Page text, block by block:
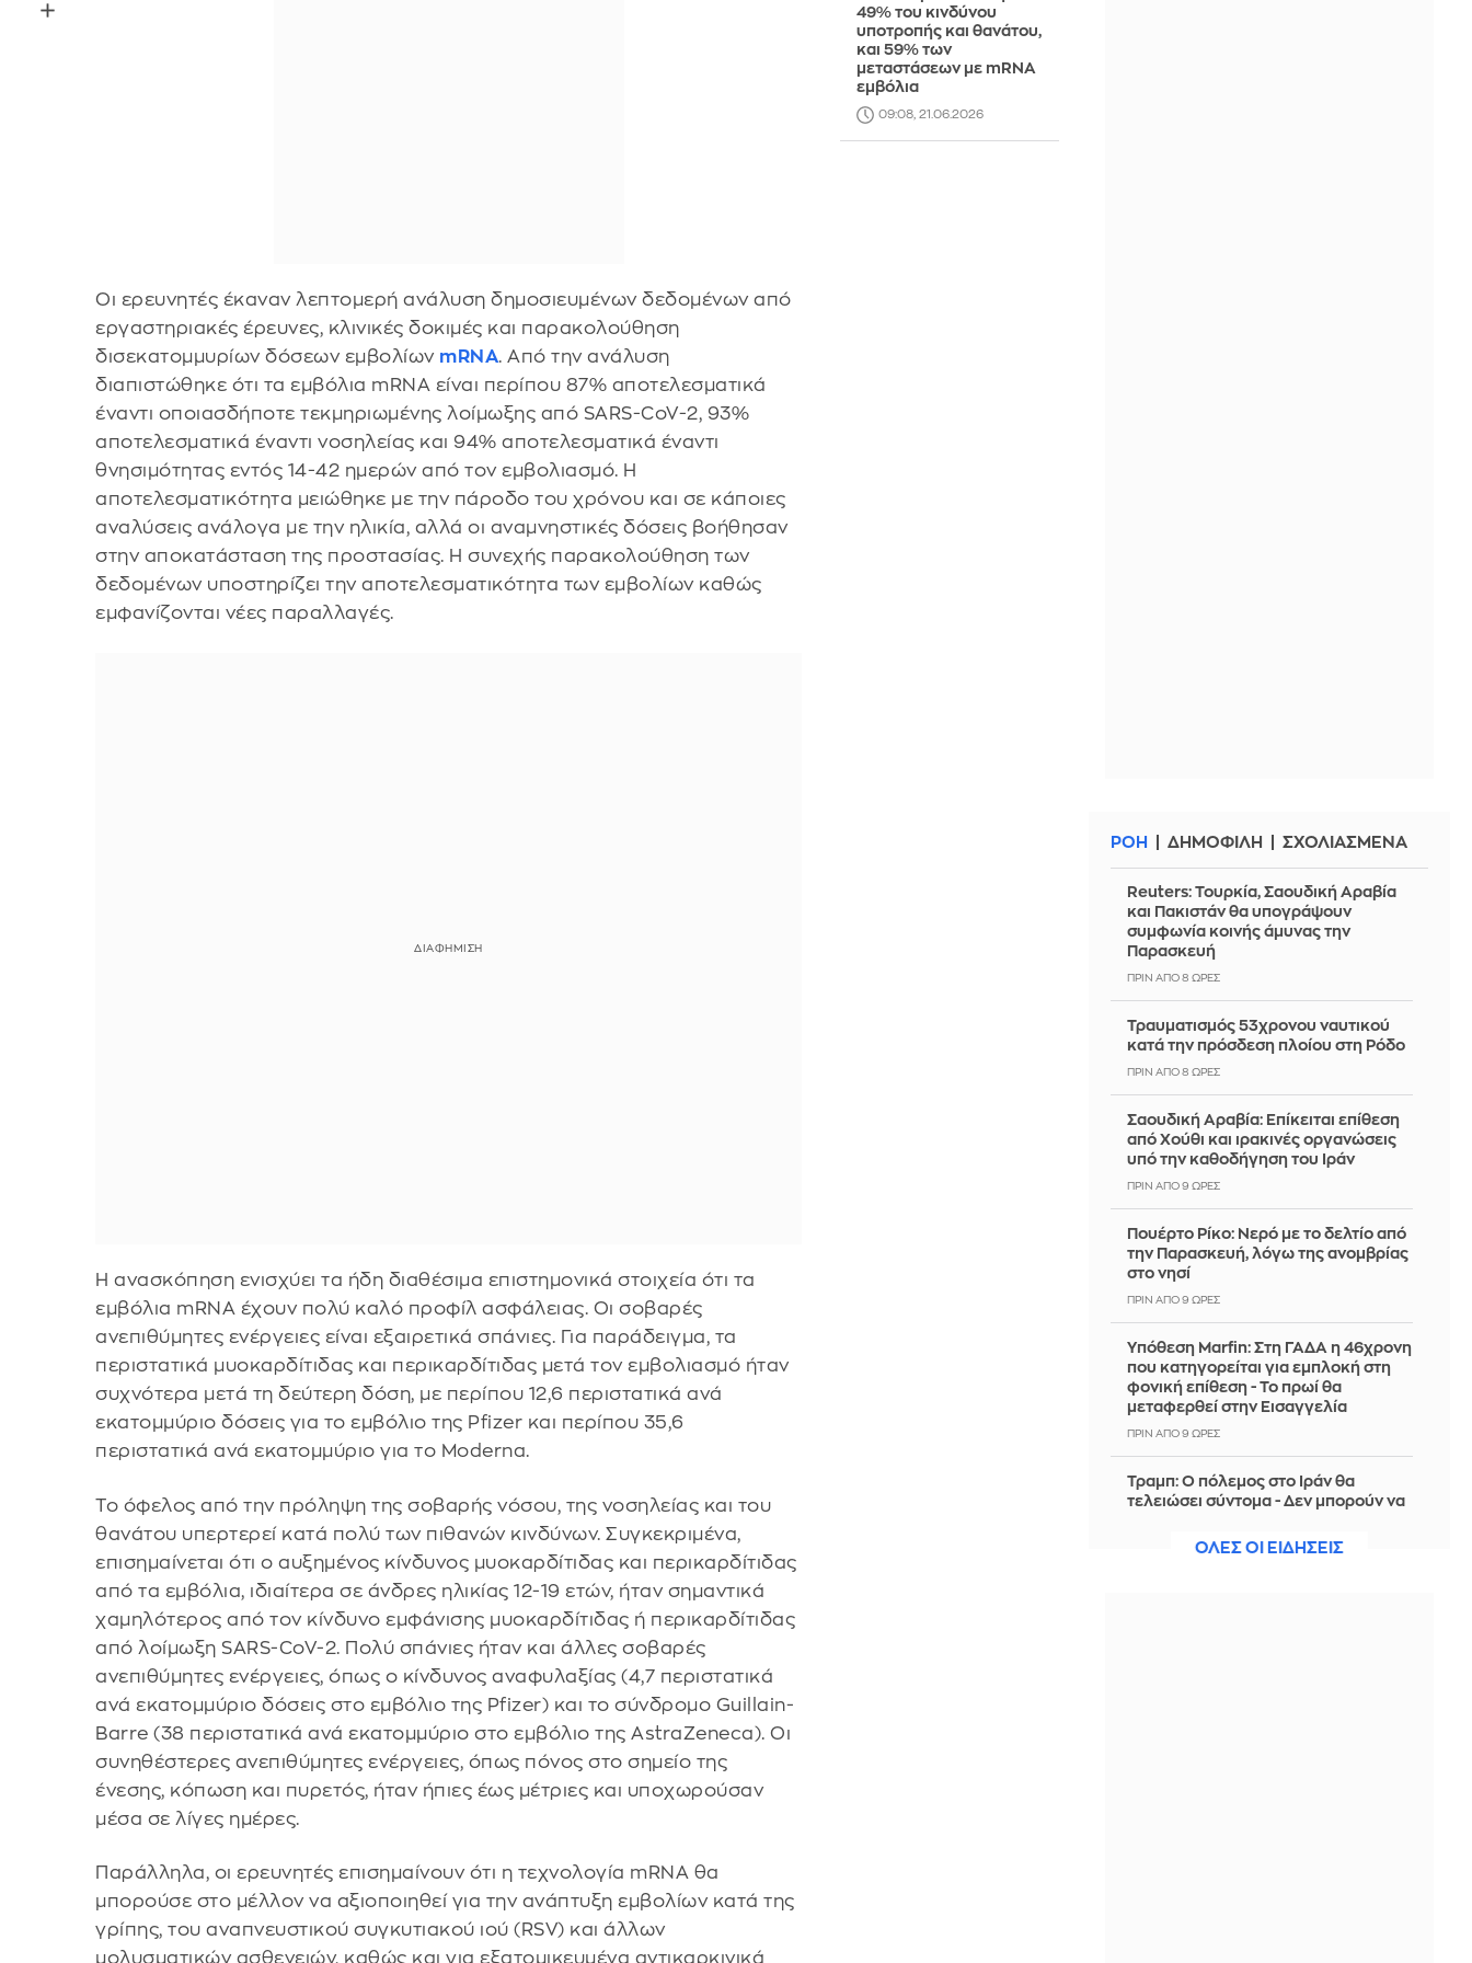
Οι ερευνητές έκαναν λεπτομερή ανάλυση δημοσιευμένων δεδομένων από
εργαστηριακές έρευνες, κλινικές δοκιμές και παρακολούθηση
δισεκατομμυρίων δόσεων εμβολίων mRNA. Από την ανάλυση
διαπιστώθηκε ότι τα εμβόλια mRNA είναι περίπου 87% αποτελεσματικά
έναντι οποιασδήποτε τεκμηριωμένης λοίμωξης από SARS-CoV-2, 93%
αποτελεσματικά έναντι νοσηλείας και 94% αποτελεσματικά έναντι
θνησιμότητας εντός 14-42 ημερών από τον εμβολιασμό. Η
αποτελεσματικότητα μειώθηκε με την πάροδο του χρόνου και σε κάποιες
αναλύσεις ανάλογα με την ηλικία, αλλά οι αναμνηστικές δόσεις βοήθησαν
στην αποκατάσταση της προστασίας. Η συνεχής παρακολούθηση των
δεδομένων υποστηρίζει την αποτελεσματικότητα των εμβολίων καθώς
εμφανίζονται νέες παραλλαγές.
Η ανασκόπηση ενισχύει τα ήδη διαθέσιμα επιστημονικά στοιχεία ότι τα
εμβόλια mRNA έχουν πολύ καλό προφίλ ασφάλειας. Οι σοβαρές
ανεπιθύμητες ενέργειες είναι εξαιρετικά σπάνιες. Για παράδειγμα, τα
περιστατικά μυοκαρδίτιδας και περικαρδίτιδας μετά τον εμβολιασμό ήταν
συχνότερα μετά τη δεύτερη δόση, με περίπου 12,6 περιστατικά ανά
εκατομμύριο δόσεις για το εμβόλιο της Pfizer και περίπου 35,6
περιστατικά ανά εκατομμύριο για το Moderna.
Το όφελος από την πρόληψη της σοβαρής νόσου, της νοσηλείας και του
θανάτου υπερτερεί κατά πολύ των πιθανών κινδύνων. Συγκεκριμένα,
επισημαίνεται ότι ο αυξημένος κίνδυνος μυοκαρδίτιδας και περικαρδίτιδας
από τα εμβόλια, ιδιαίτερα σε άνδρες ηλικίας 12-19 ετών, ήταν σημαντικά
χαμηλότερος από τον κίνδυνο εμφάνισης μυοκαρδίτιδας ή περικαρδίτιδας
από λοίμωξη SARS-CoV-2. Πολύ σπάνιες ήταν και άλλες σοβαρές
ανεπιθύμητες ενέργειες, όπως ο κίνδυνος αναφυλαξίας (4,7 περιστατικά
ανά εκατομμύριο δόσεις στο εμβόλιο της Pfizer) και το σύνδρομο Guillain-
Barre (38 περιστατικά ανά εκατομμύριο στο εμβόλιο της AstraZeneca). Οι
συνηθέστερες ανεπιθύμητες ενέργειες, όπως πόνος στο σημείο της
ένεσης, κόπωση και πυρετός, ήταν ήπιες έως μέτριες και υποχωρούσαν
μέσα σε λίγες ημέρες.
Παράλληλα, οι ερευνητές επισημαίνουν ότι η τεχνολογία mRNA θα
μπορούσε στο μέλλον να αξιοποιηθεί για την ανάπτυξη εμβολίων κατά της
γρίπης, του αναπνευστικού συγκυτιακού ιού (RSV) και άλλων
μολυσματικών ασθενειών, καθώς και για εξατομικευμένα αντικαρκινικά
49% του κινδύνου
υποτροπής και θανάτου,
και 59% των
μεταστάσεων με mRNA
εμβόλια
09:08, 21.06.2026
ΡΟΗ ΔΗΜΟΦΙΛΗ ΣΧΟΛΙΑΣΜΕΝΑ
Reuters: Τουρκία, Σαουδική Αραβία
και Πακιστάν θα υπογράψουν
συμφωνία κοινής άμυνας την
Παρασκευή
ΠΡΙΝ ΑΠΌ 8 ΏΡΕΣ
Τραυματισμός 53χρονου ναυτικού
κατά την πρόσδεση πλοίου στη Ρόδο
ΠΡΙΝ ΑΠΌ 8 ΏΡΕΣ
Σαουδική Αραβία: Επίκειται επίθεση
από Χούθι και ιρακινές οργανώσεις
υπό την καθοδήγηση του Ιράν
ΠΡΙΝ ΑΠΌ 9 ΏΡΕΣ
Πουέρτο Ρίκο: Νερό με το δελτίο από
την Παρασκευή, λόγω της ανομβρίας
στο νησί
ΠΡΙΝ ΑΠΌ 9 ΏΡΕΣ
Υπόθεση Marfin: Στη ΓΑΔΑ η 46χρονη
που κατηγορείται για εμπλοκή στη
φονική επίθεση - Το πρωί θα
μεταφερθεί στην Εισαγγελία
ΠΡΙΝ ΑΠΌ 9 ΏΡΕΣ
Τραμπ: Ο πόλεμος στο Ιράν θα
τελειώσει σύντομα - Δεν μπορούν να
ΠΡΙΝ ΑΠΌ 9 ΏΡΕΣΟΛΕΣ ΟΙ ΕΙΔΗΣΕΙΣ